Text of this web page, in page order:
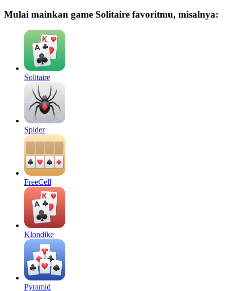
Mulai mainkan game Solitaire favoritmu, misalnya:
Solitaire
Spider
FreeCell
Klondike
Pyramid